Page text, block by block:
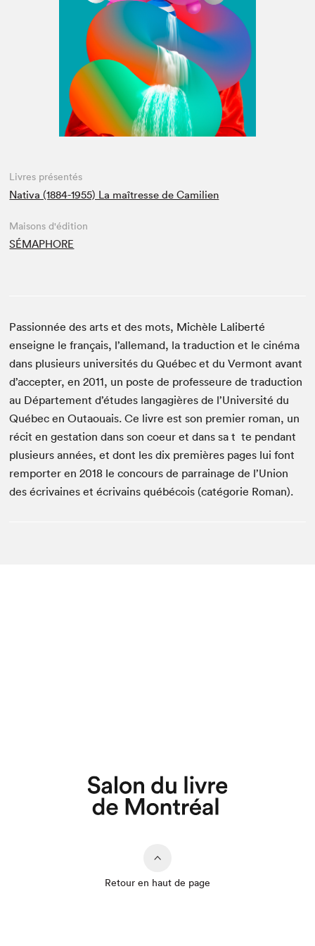
Espace médias
Livres présentés
Nativa (1884-1955) La maîtresse de Camilien
Maisons d'édition
SÉMAPHORE
Passionnée des arts et des mots, Michèle Laliberté
enseigne le français, l’allemand, la traduction et le cinéma
dans plusieurs universités du Québec et du Vermont avant
d’accepter, en 2011, un poste de professeure de traduction
au Département d’études langagières de l’Université du
Québec en Outaouais. Ce livre est son premier roman, un
récit en gestation dans son coeur et dans sa t te pendant
plusieurs années, et dont les dix premières pages lui font
remporter en 2018 le concours de parrainage de l’Union
des écrivaines et écrivains québécois (catégorie Roman).
Retour en haut de page